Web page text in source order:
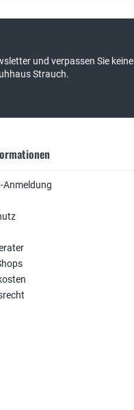
und verpassen Sie keine
Strauch.
Anmeldung